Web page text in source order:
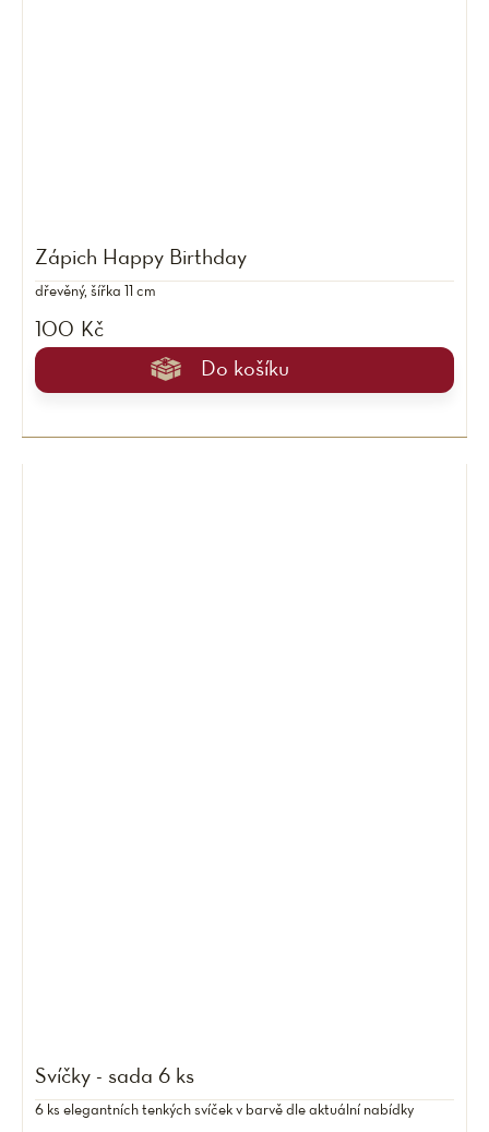
Zápich Happy Birthday
100 Kč
Do košíku
dřevěný, šířka 11 cm
Svíčky - sada 6 ks
6 ks elegantních tenkých svíček v barvě dle aktuální nabídky